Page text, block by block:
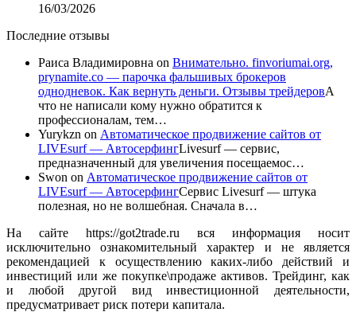
16/03/2026
Последние отзывы
Раиса Владимировна on Внимательно. finvoriumai.org,
prynamite.co — парочка фальшивых брокеров
однодневок. Как вернуть деньги. Отзывы трейдеровА
что не написали кому нужно обратится к
профессионалам, тем…
Yurykzn on Автоматическое продвижение сайтов от
LIVEsurf — АвтосерфингLivesurf — сервис,
предназначенный для увеличения посещаемос…
Swon on Автоматическое продвижение сайтов от
LIVEsurf — АвтосерфингСервис Livesurf — штука
полезная, но не волшебная. Сначала в…
На сайте https://got2trade.ru вся информация носит
исключительно ознакомительный характер и не является
рекомендацией к осуществлению каких-либо действий и
инвестиций или же покупке\продаже активов. Трейдинг, как
и любой другой вид инвестиционной деятельности,
предусматривает риск потери капитала.